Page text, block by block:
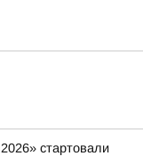
стартовали